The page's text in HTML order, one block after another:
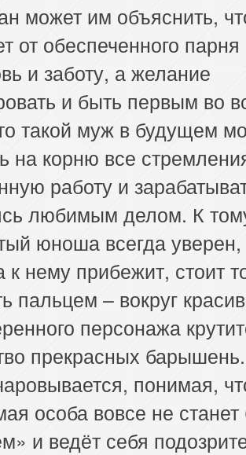
может им объяснить,
от обеспеченного
и заботу, а желание
и быть первым во
такой муж в будущем
на корню все
работу и
любимым делом. К
юноша всегда уверен,
к нему прибежит, стоит
пальцем – вокруг
персонажа
прекрасных
понимая,
особа вовсе не станет
и ведёт себя